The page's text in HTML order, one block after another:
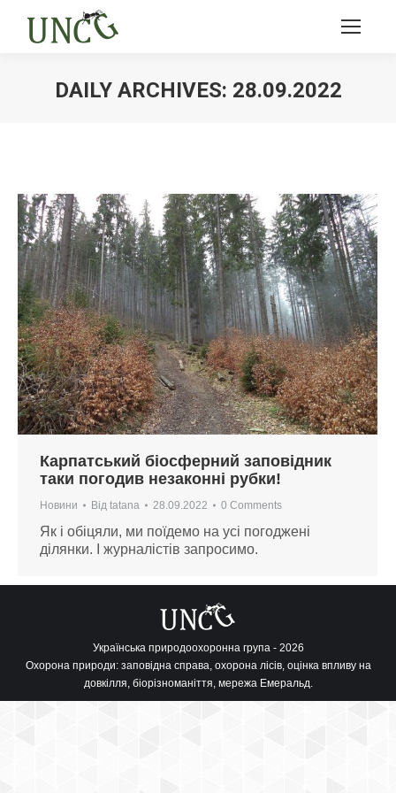
DAILY ARCHIVES: 28.09.2022
Карпатський біосферний заповідник
таки погодив незаконні рубки!
Новини Від tatana 28.09.2022 0 Comments
Як і обіцяли, ми поїдемо на усі погоджені
ділянки. І журналістів запросимо.
Українська природоохоронна група - 2026
Охорона природи: заповідна справа, охорона лісів, оцінка впливу на
довкілля, біорізноманіття, мережа Емеральд.